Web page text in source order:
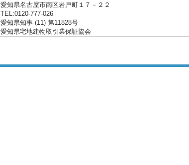
愛知県名古屋市南区岩戸町１７－２２
TEL:0120-777-026
愛知県知事 (11) 第11828号
愛知県宅地建物取引業保証協会